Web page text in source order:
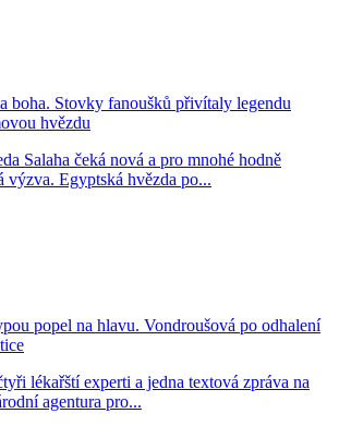
boha. Stovky fanoušků přivítaly legendu
hvězdu
Salaha čeká nová a pro mnohé hodně
výzva. Egyptská hvězda po...
popel na hlavu. Vondroušová po odhalení
lékařští experti a jedna textová zpráva na
agentura pro...